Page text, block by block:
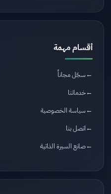
أقسام مهمة
سجّل مجاناً
خدماتنا
سياسة الخصوصية
اتصل بنا
صانع السيرة الذاتية